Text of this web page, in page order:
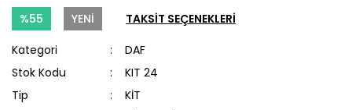
%55 YENİ TAKSİT SEÇENEKLERİ
Kategori
DAF
Stok Kodu
KIT 24
Tip
KİT